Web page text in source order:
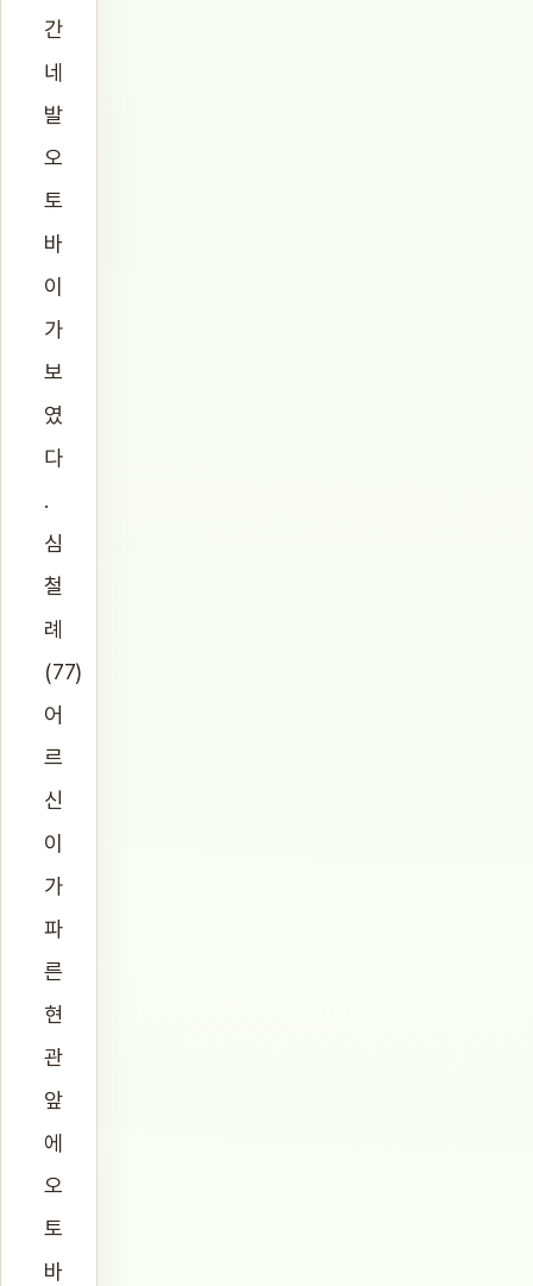
간
네
발
오
토
바
이
가
보
였
다
.
심
철
례
(77)
어
르
신
이
가
파
른
현
관
앞
에
오
토
바